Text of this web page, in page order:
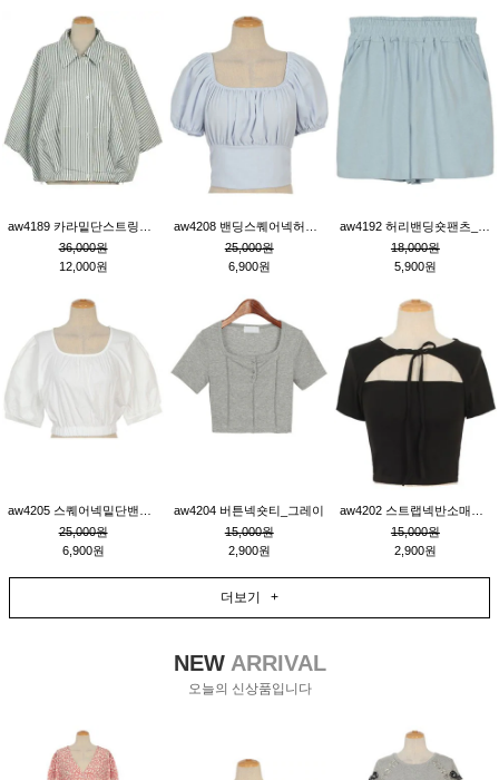
36,000원
12,000원
25,000원
6,900원
18,000원
5,900원
25,000원
6,900원
aw4204 버튼넥숏티_그레이
15,000원
2,900원
15,000원
2,900원
더보기 +
NEWARRIVAL
오늘의 신상품입니다